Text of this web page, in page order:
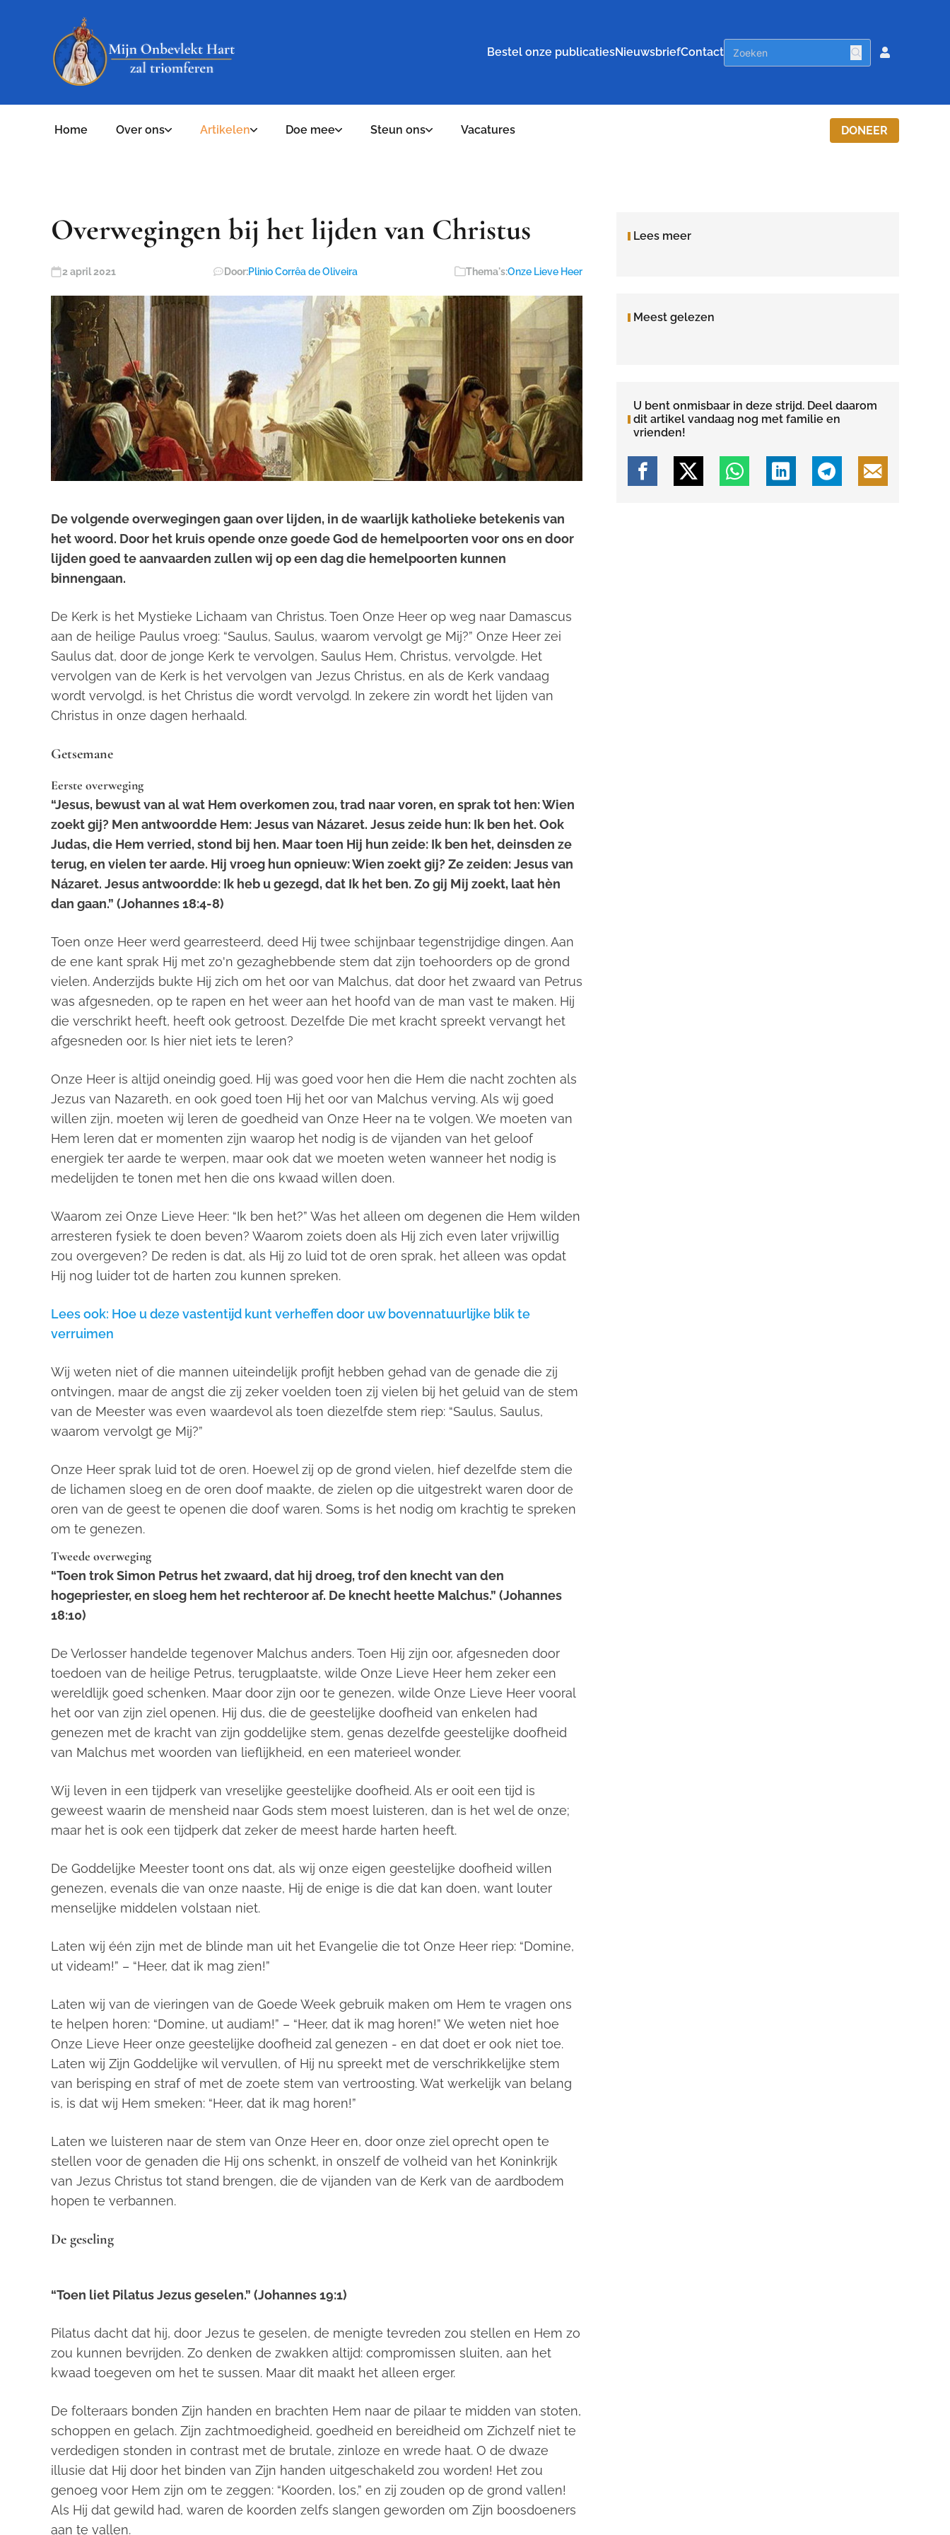
Bestel onze publicatiesNieuwsbriefContact
Home Over ons Artikelen Doe mee Steun ons Vacatures DONEER
Overwegingen bij het lijden van Christus
2 april 2021 Door:Plinio Corrêa de Oliveira Thema's:Onze Lieve Heer
De volgende overwegingen gaan over lijden, in de waarlijk katholieke betekenis van
het woord. Door het kruis opende onze goede God de hemelpoorten voor ons en door
lijden goed te aanvaarden zullen wij op een dag die hemelpoorten kunnen
binnengaan.
De Kerk is het Mystieke Lichaam van Christus. Toen Onze Heer op weg naar Damascus
aan de heilige Paulus vroeg: “Saulus, Saulus, waarom vervolgt ge Mij?” Onze Heer zei
Saulus dat, door de jonge Kerk te vervolgen, Saulus Hem, Christus, vervolgde. Het
vervolgen van de Kerk is het vervolgen van Jezus Christus, en als de Kerk vandaag
wordt vervolgd, is het Christus die wordt vervolgd. In zekere zin wordt het lijden van
Christus in onze dagen herhaald.
Getsemane
Eerste overweging
“Jesus, bewust van al wat Hem overkomen zou, trad naar voren, en sprak tot hen: Wien
zoekt gij? Men antwoordde Hem: Jesus van Názaret. Jesus zeide hun: Ik ben het. Ook
Judas, die Hem verried, stond bij hen. Maar toen Hij hun zeide: Ik ben het, deinsden ze
terug, en vielen ter aarde. Hij vroeg hun opnieuw: Wien zoekt gij? Ze zeiden: Jesus van
Názaret. Jesus antwoordde: Ik heb u gezegd, dat Ik het ben. Zo gij Mij zoekt, laat hèn
dan gaan.” (Johannes 18:4-8)
Toen onze Heer werd gearresteerd, deed Hij twee schijnbaar tegenstrijdige dingen. Aan
de ene kant sprak Hij met zo'n gezaghebbende stem dat zijn toehoorders op de grond
vielen. Anderzijds bukte Hij zich om het oor van Malchus, dat door het zwaard van Petrus
was afgesneden, op te rapen en het weer aan het hoofd van de man vast te maken. Hij
die verschrikt heeft, heeft ook getroost. Dezelfde Die met kracht spreekt vervangt het
afgesneden oor. Is hier niet iets te leren?
Onze Heer is altijd oneindig goed. Hij was goed voor hen die Hem die nacht zochten als
Jezus van Nazareth, en ook goed toen Hij het oor van Malchus verving. Als wij goed
willen zijn, moeten wij leren de goedheid van Onze Heer na te volgen. We moeten van
Hem leren dat er momenten zijn waarop het nodig is de vijanden van het geloof
energiek ter aarde te werpen, maar ook dat we moeten weten wanneer het nodig is
medelijden te tonen met hen die ons kwaad willen doen.
Waarom zei Onze Lieve Heer: “Ik ben het?” Was het alleen om degenen die Hem wilden
arresteren fysiek te doen beven? Waarom zoiets doen als Hij zich even later vrijwillig
zou overgeven? De reden is dat, als Hij zo luid tot de oren sprak, het alleen was opdat
Hij nog luider tot de harten zou kunnen spreken.
Lees ook: Hoe u deze vastentijd kunt verheffen door uw bovennatuurlijke blik te
verruimen
Wij weten niet of die mannen uiteindelijk profijt hebben gehad van de genade die zij
ontvingen, maar de angst die zij zeker voelden toen zij vielen bij het geluid van de stem
van de Meester was even waardevol als toen diezelfde stem riep: “Saulus, Saulus,
waarom vervolgt ge Mij?”
Onze Heer sprak luid tot de oren. Hoewel zij op de grond vielen, hief dezelfde stem die
de lichamen sloeg en de oren doof maakte, de zielen op die uitgestrekt waren door de
oren van de geest te openen die doof waren. Soms is het nodig om krachtig te spreken
om te genezen.
Tweede overweging
“Toen trok Simon Petrus het zwaard, dat hij droeg, trof den knecht van den
hogepriester, en sloeg hem het rechteroor af. De knecht heette Malchus.” (Johannes
18:10)
De Verlosser handelde tegenover Malchus anders. Toen Hij zijn oor, afgesneden door
toedoen van de heilige Petrus, terugplaatste, wilde Onze Lieve Heer hem zeker een
wereldlijk goed schenken. Maar door zijn oor te genezen, wilde Onze Lieve Heer vooral
het oor van zijn ziel openen. Hij dus, die de geestelijke doofheid van enkelen had
genezen met de kracht van zijn goddelijke stem, genas dezelfde geestelijke doofheid
van Malchus met woorden van lieflijkheid, en een materieel wonder.
Wij leven in een tijdperk van vreselijke geestelijke doofheid. Als er ooit een tijd is
geweest waarin de mensheid naar Gods stem moest luisteren, dan is het wel de onze;
maar het is ook een tijdperk dat zeker de meest harde harten heeft.
De Goddelijke Meester toont ons dat, als wij onze eigen geestelijke doofheid willen
genezen, evenals die van onze naaste, Hij de enige is die dat kan doen, want louter
menselijke middelen volstaan niet.
Laten wij één zijn met de blinde man uit het Evangelie die tot Onze Heer riep: “Domine,
ut videam!” – “Heer, dat ik mag zien!”
Laten wij van de vieringen van de Goede Week gebruik maken om Hem te vragen ons
te helpen horen: “Domine, ut audiam!” – “Heer, dat ik mag horen!” We weten niet hoe
Onze Lieve Heer onze geestelijke doofheid zal genezen - en dat doet er ook niet toe.
Laten wij Zijn Goddelijke wil vervullen, of Hij nu spreekt met de verschrikkelijke stem
van berisping en straf of met de zoete stem van vertroosting. Wat werkelijk van belang
is, is dat wij Hem smeken: “Heer, dat ik mag horen!”
Laten we luisteren naar de stem van Onze Heer en, door onze ziel oprecht open te
stellen voor de genaden die Hij ons schenkt, in onszelf de volheid van het Koninkrijk
van Jezus Christus tot stand brengen, die de vijanden van de Kerk van de aardbodem
hopen te verbannen.
De geseling
“Toen liet Pilatus Jezus geselen.” (Johannes 19:1)
Pilatus dacht dat hij, door Jezus te geselen, de menigte tevreden zou stellen en Hem zo
zou kunnen bevrijden. Zo denken de zwakken altijd: compromissen sluiten, aan het
kwaad toegeven om het te sussen. Maar dit maakt het alleen erger.
De folteraars bonden Zijn handen en brachten Hem naar de pilaar te midden van stoten,
schoppen en gelach. Zijn zachtmoedigheid, goedheid en bereidheid om Zichzelf niet te
verdedigen stonden in contrast met de brutale, zinloze en wrede haat. O de dwaze
illusie dat Hij door het binden van Zijn handen uitgeschakeld zou worden! Het zou
genoeg voor Hem zijn om te zeggen: “Koorden, los,” en zij zouden op de grond vallen!
Als Hij dat gewild had, waren de koorden zelfs slangen geworden om Zijn boosdoeners
aan te vallen.
Lees meer
Meest gelezen
U bent onmisbaar in deze strijd. Deel daarom
dit artikel vandaag nog met familie en
vrienden!